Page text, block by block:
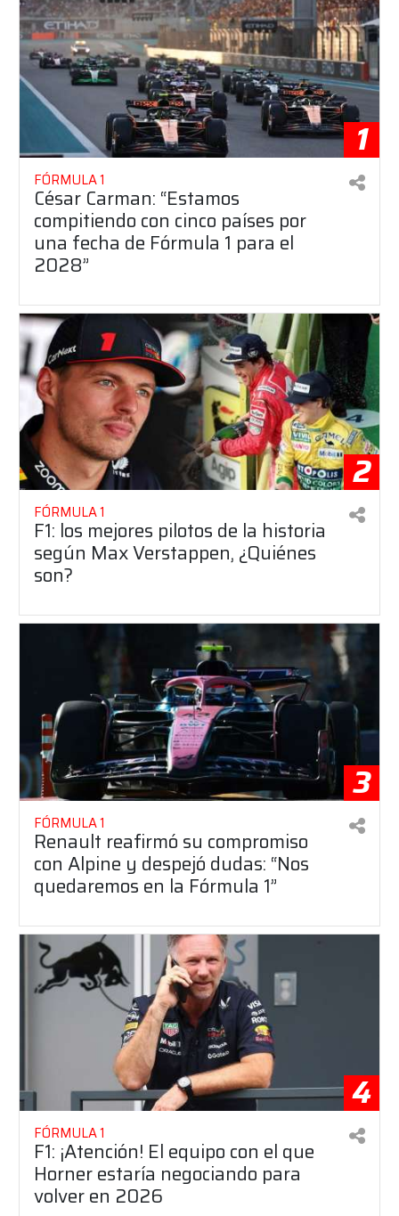
1
FÓRMULA 1
César Carman: “Estamos
compitiendo con cinco países por
una fecha de Fórmula 1 para el
2028”
2
FÓRMULA 1
F1: los mejores pilotos de la historia
según Max Verstappen, ¿Quiénes
son?
3
FÓRMULA 1
Renault reafirmó su compromiso
con Alpine y despejó dudas: “Nos
quedaremos en la Fórmula 1”
4
FÓRMULA 1
F1: ¡Atención! El equipo con el que
Horner estaría negociando para
volver en 2026